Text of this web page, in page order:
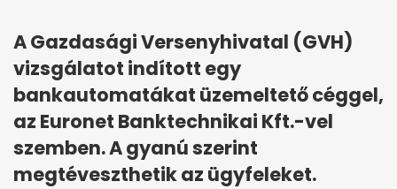
A Gazdasági Versenyhivatal (GVH)
vizsgálatot indított egy
bankautomatákat üzemeltető céggel,
az Euronet Banktechnikai Kft.-vel
szemben. A gyanú szerint
megtéveszthetik az ügyfeleket.